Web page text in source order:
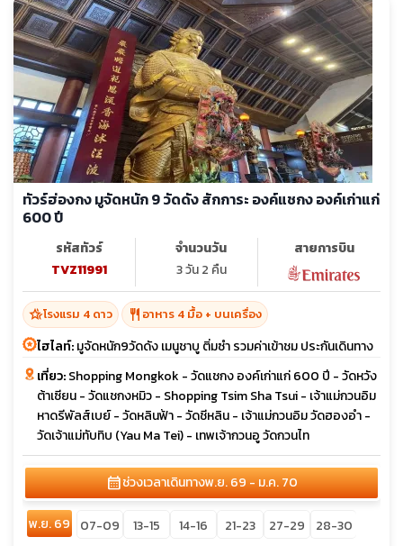
ทัวร์ฮ่องกง มูจัดหนัก 9 วัดดัง สักการะ องค์แชกง องค์เก่าแก่
600 ปี
รหัสทัวร์
TVZ11991
จำนวนวัน
3 วัน 2 คืน
สายการบิน
hotel_classโรงแรม 4 ดาว restaurant อาหาร 4 มื้อ + บนเครื่อง
ไฮไลท์:มูจัดหนัก9วัดดัง เมนูชาบู ติ่มซำ รวมค่าเข้าชม ประกันเดินทาง
เที่ยว:Shopping Mongkok - วัดแชกง องค์เก่าแก่ 600 ปี - วัดหวัง
ต้าเซียน - วัดแชกงหมิว - Shopping Tsim Sha Tsui - เจ้าแม่กวนอิม
หาดรีพัลส์เบย์ - วัดหลินฟ้า - วัดชีหลิน - เจ้าแม่กวนอิม วัดฮองอำ -
วัดเจ้าแม่ทับทิบ (Yau Ma Tei) - เทพเจ้ากวนอู วัดกวนไท
calendar_monthช่วงเวลาเดินทางพ.ย. 69 - ม.ค. 70
พ.ย. 69 07-09 13-15 14-16 21-23 27-29
28-30